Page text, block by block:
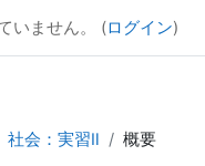
いません。 (ログイン)
社会：実習Ⅱ 概要